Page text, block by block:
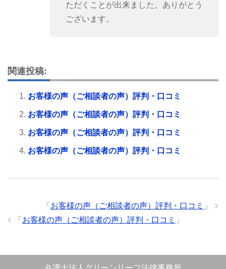
ただくことが出来ました。ありがとう
ございます。
関連投稿:
お客様の声（ご相談者の声）評判・口コミ
お客様の声（ご相談者の声）評判・口コミ
お客様の声（ご相談者の声）評判・口コミ
お客様の声（ご相談者の声）評判・口コミ
「 お客様の声（ご相談者の声）評判・口コミ
」
「 お客様の声（ご相談者の声）評判・口コミ 」